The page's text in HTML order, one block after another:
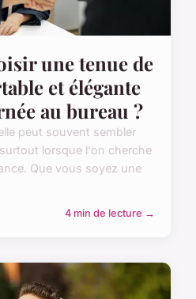
une tenue de
et élégante
au bureau ?
peut souvent sembler
lorsque l'on cherche
Que vous soyez une
4 min de lecture →